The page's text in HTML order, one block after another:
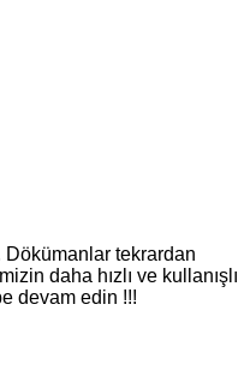
tekrardan
daha hızlı ve kullanışlı
devam edin !!!